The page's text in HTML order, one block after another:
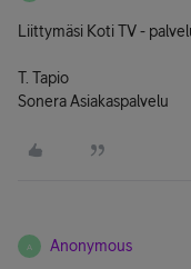
Liittymäsi Koti TV -
T. Tapio
Sonera Asiakaspalvelu
A Anonymous